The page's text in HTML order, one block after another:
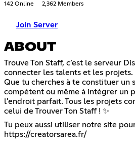
142 Online 2,362 Members
Join Server
ABOUT
Trouve Ton Staff, c’est le serveur
connecter les talents et les projets.
Que tu cherches à te constituer un
compétent ou même à intégrer un
l'endroit parfait. Tous les projets
celui de Trouver Ton Staff ! ✨
Tu peux aussi utiliser notre site
https://creatorsarea.fr/